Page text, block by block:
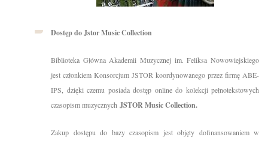
Dostęp do Jstor Music Collection
Biblioteka Główna Akademii Muzycznej im. Feliksa Nowowiejskiego
jest członkiem Konsorcjum JSTOR koordynowanego przez firmę ABE-
IPS, dzięki czemu posiada dostęp online do kolekcji pełnotekstowych
czasopism muzycznych JSTOR Music Collection.
Zakup dostępu do bazy czasopism jest objęty dofinansowaniem w